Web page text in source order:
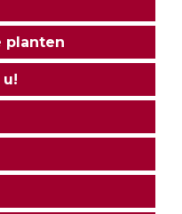
planten